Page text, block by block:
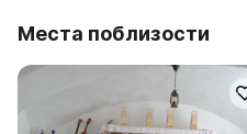
Места поблизости